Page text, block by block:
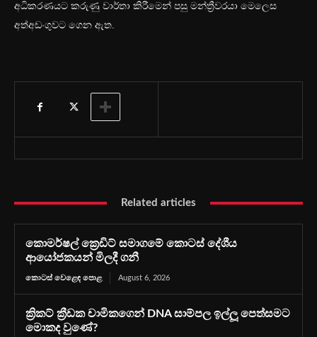
අධිකරණයට කරුණු වාර්තා කිරීමෙන් පසු මන්ත්‍රීවරයා මෙලෙස
අත්අඩංගුවට ගෙන ඇත.
Related articles
කොමර්ෂල් ක්‍රෙඩිට් සමාගමේ කොටස් දේශීය
ආයෝජකයන් මිලදී ගනී
කොටස් වෙළෙඳ පොළ August 6, 2026
ක්‍රිකට් ක්‍රීඩක චාමිකගෙන් DNA සාම්පල ඉල්ලූ පෙත්සමට
මොකද වුණේ?